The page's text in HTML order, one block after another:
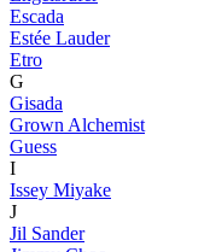
Escada
Estée Lauder
Etro
G
Gisada
Grown Alchemist
Guess
I
Issey Miyake
J
Jil Sander